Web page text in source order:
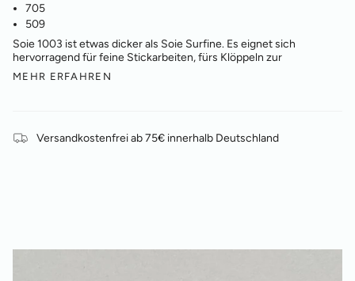
705
509
Soie 1003 ist etwas dicker als Soie Surfine. Es eignet sich
hervorragend für feine Stickarbeiten, fürs Klöppeln zur
MEHR ERFAHREN
Versandkostenfrei ab 75€ innerhalb Deutschland